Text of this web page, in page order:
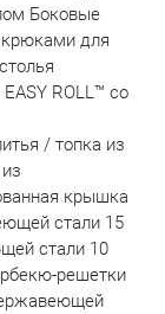
Боковые
для
ROLL™ со
/ топка из
крышка
стали 15
стали 10
решетки